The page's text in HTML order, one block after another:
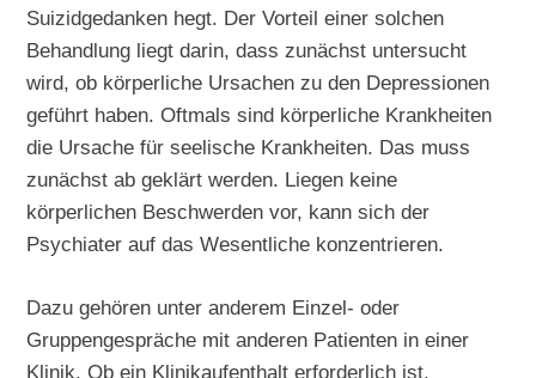
Suizidgedanken hegt. Der Vorteil einer solchen
Behandlung liegt darin, dass zunächst untersucht
wird, ob körperliche Ursachen zu den Depressionen
geführt haben. Oftmals sind körperliche Krankheiten
die Ursache für seelische Krankheiten. Das muss
zunächst ab geklärt werden. Liegen keine
körperlichen Beschwerden vor, kann sich der
Psychiater auf das Wesentliche konzentrieren.
Dazu gehören unter anderem Einzel- oder
Gruppengespräche mit anderen Patienten in einer
Klinik. Ob ein Klinikaufenthalt erforderlich ist,